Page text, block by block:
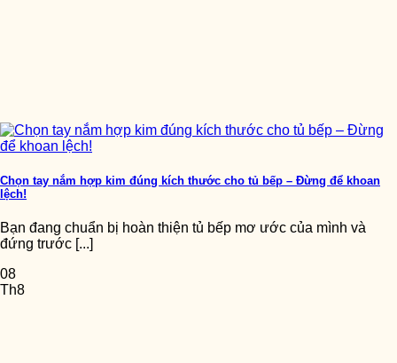
Chọn tay nắm hợp kim đúng kích thước cho tủ bếp – Đừng để khoan
lệch!
Bạn đang chuẩn bị hoàn thiện tủ bếp mơ ước của mình và
đứng trước [...]
08
Th8